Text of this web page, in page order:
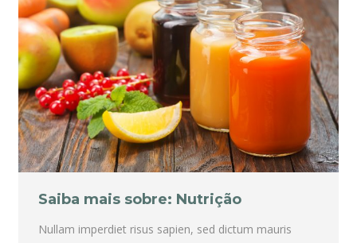
Saiba mais sobre: Nutrição
Nullam imperdiet risus sapien, sed dictum mauris